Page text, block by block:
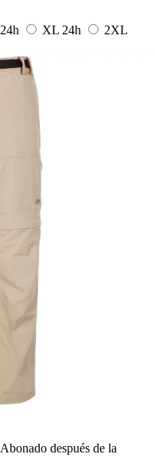
24h XL 24h
2XL
Abonado después de la